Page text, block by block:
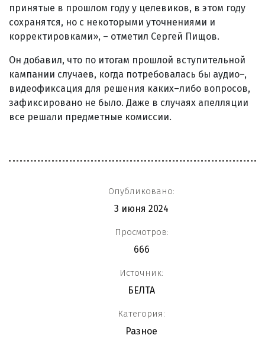
принятые в прошлом году у целевиков, в этом году
сохранятся, но с некоторыми уточнениями и
корректировками», – отметил Сергей Пищов.
Он добавил, что по итогам прошлой вступительной
кампании случаев, когда потребовалась бы аудио–,
видеофиксация для решения каких–либо вопросов,
зафиксировано не было. Даже в случаях апелляции
все решали предметные комиссии.
Опубликовано:
3 июня 2024
Просмотров:
666
Источник:
БЕЛТА
Категория:
Разное